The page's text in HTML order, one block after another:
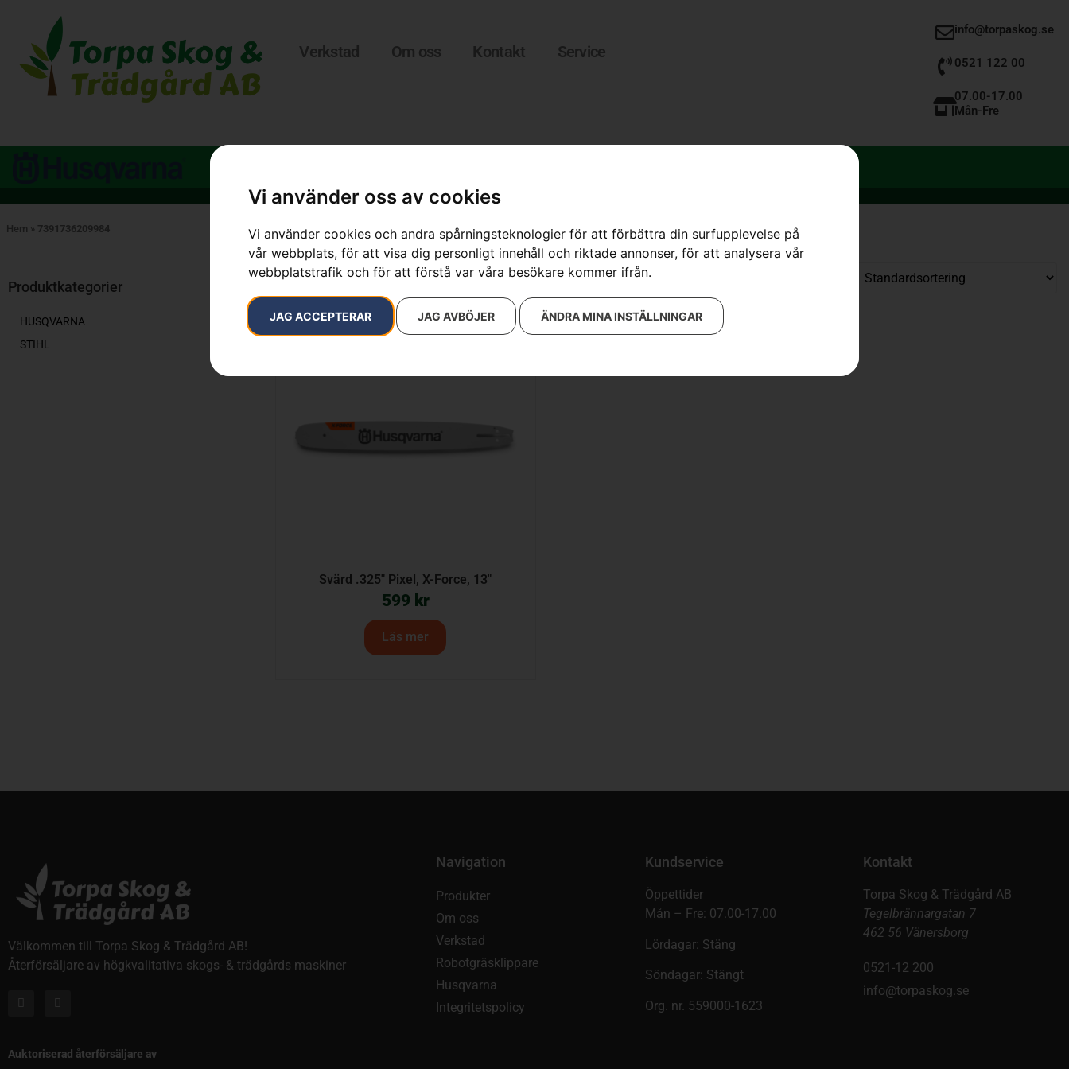
Vi använder oss av cookies
Vi använder cookies och andra spårningsteknologier för att förbättra din surfupplevelse på
vår webbplats, för att visa dig personligt innehåll och riktade annonser, för att analysera vår
webbplatstrafik och för att förstå var våra besökare kommer ifrån.
JAG ACCEPTERAR JAG AVBÖJER ÄNDRA MINA INSTÄLLNINGAR
Verkstad Om oss Kontakt Service
info@torpaskog.se
0521 122 00
07.00-17.00
Mån-Fre
Hem » 7391736209984
Produktkategorier
HUSQVARNA
STIHL
Endast ett sökresultat
Svärd .325″ Pixel, X-Force, 13″
599 kr
Läs mer
Välkommen till Torpa Skog & Trädgård AB!
Återförsäljare av högkvalitativa skogs- & trädgårds maskiner
Auktoriserad återförsäljare av
Navigation
Produkter
Om oss
Verkstad
Robotgräsklippare
Husqvarna
Integritetspolicy
Kundservice
Öppettider
Mån – Fre: 07.00-17.00
Lördagar: Stäng
Söndagar: Stängt
Org. nr. 559000-1623
Kontakt
Torpa Skog & Trädgård AB
Tegelbrännargatan 7
462 56 Vänersborg
0521-12 200
info@torpaskog.se